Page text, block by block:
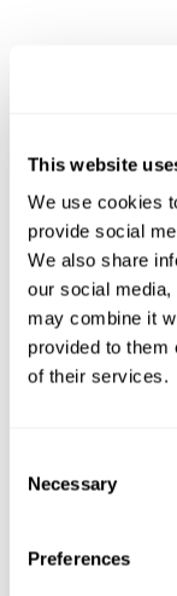
This website
We use cookies
provide social
We also share
our social
may combine it
provided to them
of their services.
Selection
Necessary
Preferences
MS3600419R,
1608701380,
4000QX,
4000VX,
4000YY,
4001AW,
4001CQ,
4001EK, 4001EL,